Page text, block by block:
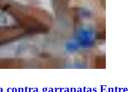
contra garrapatas Entre